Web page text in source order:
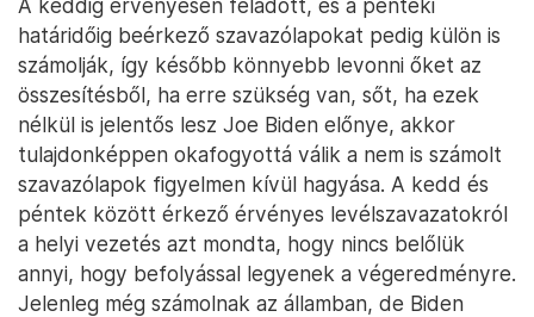
A keddig érvényesen feladott, és a pénteki
határidőig beérkező szavazólapokat pedig külön is
számolják, így később könnyebb levonni őket az
összesítésből, ha erre szükség van, sőt, ha ezek
nélkül is jelentős lesz Joe Biden előnye, akkor
tulajdonképpen okafogyottá válik a nem is számolt
szavazólapok figyelmen kívül hagyása. A kedd és
péntek között érkező érvényes levélszavazatokról
a helyi vezetés azt mondta, hogy nincs belőlük
annyi, hogy befolyással legyenek a végeredményre.
Jelenleg még számolnak az államban, de Biden